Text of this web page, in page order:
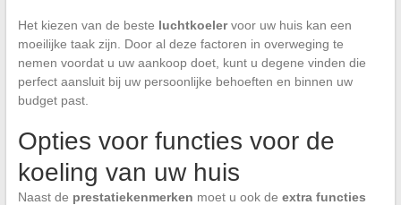
Het kiezen van de beste luchtkoelervoor uw huis kan een
moeilijke taak zijn. Door al deze factoren in overweging te
nemen voordat u uw aankoop doet, kunt u degene vinden die
perfect aansluit bij uw persoonlijke behoeften en binnen uw
budget past.
Opties voor functies voor de
koeling van uw huis
Naast de prestatiekenmerken moet u ook de extra functies